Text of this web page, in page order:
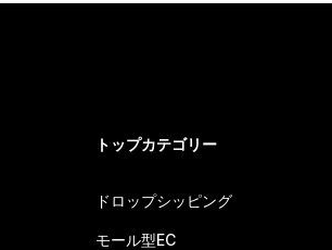
トップカテゴリー
ドロップシッピング
モール型EC